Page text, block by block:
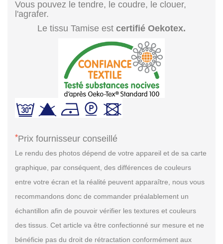
Vous pouvez le tendre, le coudre, le clouer,
l'agrafer.
Le tissu Tamise est certifié Oekotex.
*Prix fournisseur conseillé
Le rendu des photos dépend de votre appareil et de sa carte
graphique, par conséquent, des différences de couleurs
entre votre écran et la réalité peuvent apparaître, nous vous
recommandons donc de commander préalablement un
échantillon afin de pouvoir vérifier les textures et couleurs
des tissus. Cet article va être confectionné sur mesure et ne
bénéficie pas du droit de rétractation conformément aux